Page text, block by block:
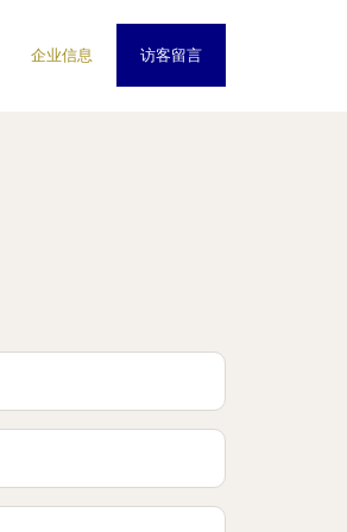
企业信息 访客留言